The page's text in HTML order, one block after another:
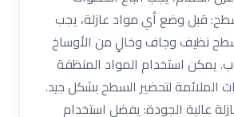
قبل وضع أي مواد عازلة، يجب
نظيف وجاف وخالٍ من الأوساخ
يمكن استخدام المواد المنظفة
الملائمة لتحضير السطح بشكل جيد.
عالية الجودة: يفضل استخدام